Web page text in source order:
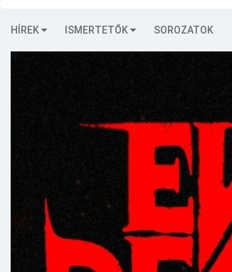
HÍREK ISMERTETŐK SOROZATOK